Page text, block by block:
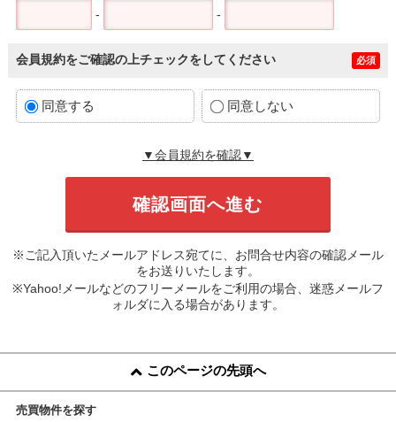
- -
会員規約をご確認の上チェックをしてください 必須
同意する 同意しない
▼会員規約を確認▼
※ご記入頂いたメールアドレス宛てに、お問合せ内容の確認メール
をお送りいたします。
※Yahoo!メールなどのフリーメールをご利用の場合、迷惑メールフ
ォルダに入る場合があります。
このページの先頭へ
売買物件を探す